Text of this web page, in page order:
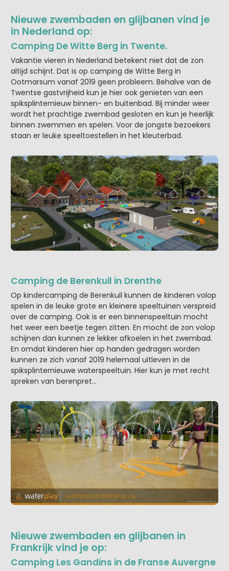
Nieuwe zwembaden en glijbanen vind je
in Nederland op:
Camping De Witte Berg in Twente.
Vakantie vieren in Nederland betekent niet dat de zon
altijd schijnt. Dat is op camping de Witte Berg in
Ootmarsum vanaf 2019 geen probleem. Behalve van de
Twentse gastvrijheid kun je hier ook genieten van een
spiksplinternieuw binnen- en buitenbad. Bij minder weer
wordt het prachtige zwembad gesloten en kun je heerlijk
binnen zwemmen en spelen. Voor de jongste bezoekers
staan er leuke speeltoestellen in het kleuterbad.
Camping de Berenkuil in Drenthe
Op kindercamping de Berenkuil kunnen de kinderen volop
spelen in de leuke grote en kleinere speeltuinen verspreid
over de camping. Ook is er een binnenspeeltuin mocht
het weer een beetje tegen zitten. En mocht de zon volop
schijnen dan kunnen ze lekker afkoelen in het zwembad.
En omdat kinderen hier op handen gedragen worden
kunnen ze zich vanaf 2019 helemaal uitleven in de
spiksplinternieuwe waterspeeltuin. Hier kun je met recht
spreken van berenpret…
Nieuwe zwembaden en glijbanen in
Frankrijk vind je op:
Camping Les Gandins in de Franse Auvergne